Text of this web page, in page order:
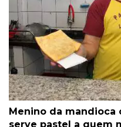
Menino da mandioca
serve pastel a quem